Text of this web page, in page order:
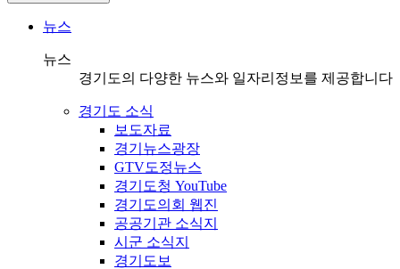
뉴스
뉴스
경기도의 다양한 뉴스와 일자리정보를 제공합니다
경기도 소식
보도자료
경기뉴스광장
GTV도정뉴스
경기도청 YouTube
경기도의회 웹진
공공기관 소식지
시군 소식지
경기도보